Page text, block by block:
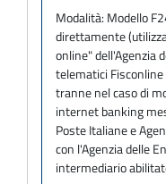
Modalità: Modello
direttamente
online" dell'Agenzia
telematici
tranne nel caso di
internet banking
Poste Italiane e
con l'Agenzia delle
intermediario